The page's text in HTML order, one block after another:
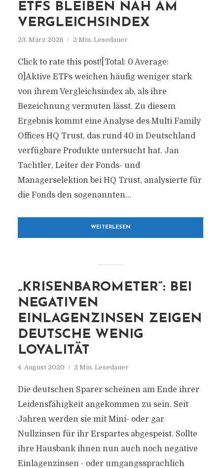
ETFS BLEIBEN NAH AM
VERGLEICHSINDEX
23. März 2026 2 Min. Lesedauer
Click to rate this post![Total: 0 Average:
0]Aktive ETFs weichen häufig weniger stark
von ihrem Vergleichsindex ab, als ihre
Bezeichnung vermuten lässt. Zu diesem
Ergebnis kommt eine Analyse des Multi Family
Offices HQ Trust, das rund 40 in Deutschland
verfügbare Produkte untersucht hat. Jan
Tachtler, Leiter der Fonds- und
Managerselektion bei HQ Trust, analysierte für
die Fonds den sogenannten...
WEITERLESEN
„KRISENBAROMETER“: BEI
NEGATIVEN
EINLAGENZINSEN ZEIGEN
DEUTSCHE WENIG
LOYALITÄT
4. August 2020 2 Min. Lesedauer
Die deutschen Sparer scheinen am Ende ihrer
Leidensfähigkeit angekommen zu sein. Seit
Jahren werden sie mit Mini- oder gar
Nullzinsen für ihr Erspartes abgespeist. Sollte
ihre Hausbank ihnen nun auch noch negative
Einlagenzinsen - oder umgangssprachlich